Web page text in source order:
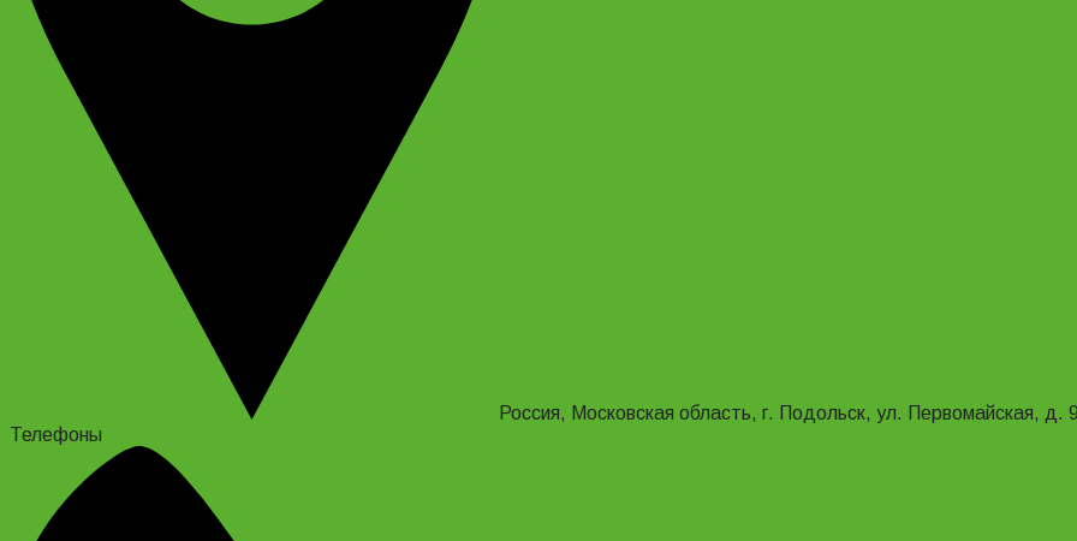
Россия, Московская область, г. Подольск, ул. Первомайская, д.
Телефоны